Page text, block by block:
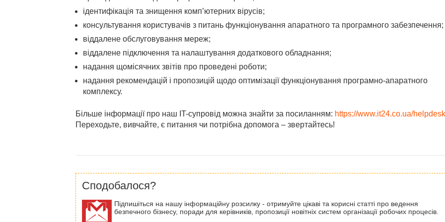
ідентифікація та знищення комп’ютерних вірусів;
консультування користувачів з питань функціонування апаратного та програмного забезпечення;
віддалене обслуговування мереж;
віддалене підключення та налаштування додаткового обладнання;
надання щомісячних звітів про проведені роботи;
надання рекомендацій і пропозицій щодо оптимізації функціонування програмно-апаратного
комплексу.
Більше інформації про наш IT-супровід можна знайти за посиланням: https://www.it24.co.ua/helpdesk
Переходьте, вивчайте, є питання чи потрібна допомога – звертайтесь!
Сподобалося?
Підпишіться на нашу інформаційну розсилку - отримуйте цікаві та корисні статті про ведення
безпечного бізнесу, поради для керівників, пропозиції новітніх систем організації робочих процесів.